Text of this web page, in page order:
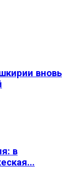
вновь
в